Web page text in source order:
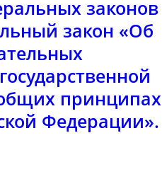
законов
закон «Об
принципах
Федерации».